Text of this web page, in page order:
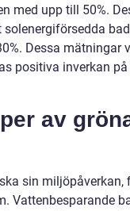
med upp till 50%.
Dessa mätningar
positiva inverkan på
av
sin miljöpåverkan,
Vattenbesparande